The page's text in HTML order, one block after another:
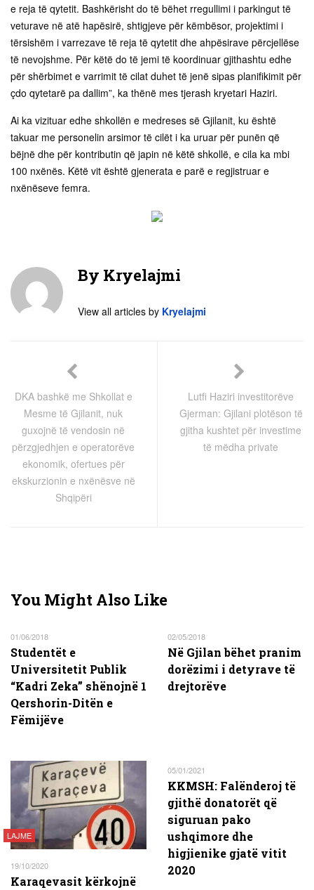
e reja të qytetit. Bashkërisht do të bëhet rregullimi i parkingut të
veturave në atë hapësirë, shtigjeve për këmbësor, projektimi i
tërsishëm i varrezave të reja të qytetit dhe ahpësirave përcjellëse
të nevojshme. Për këtë do të jemi të koordinuar gjithashtu edhe
për shërbimet e varrimit të cilat duhet të jenë sipas planifikimit për
çdo qytetarë pa dallim”, ka thënë mes tjerash kryetari Haziri.
Ai ka vizituar edhe shkollën e medreses së Gjilanit, ku është
takuar me personelin arsimor të cilët i ka uruar për punën që
bëjnë dhe për kontributin që japin në këtë shkollë, e cila ka mbi
100 nxënës. Këtë vit është gjenerata e parë e regjistruar e
nxënëseve femra.
By Kryelajmi
View all articles by Kryelajmi
DKA bashkë me Shkollat e
Mesme të Gjilanit, nuk
guxojnë të vendosin në
përzgjedhjen e operatorëve
ekonomik, ofertues për
ekskurzionin e nxënësve në
Shqipëri
Lutfi Haziri investitorëve
Gjerman: Gjilani plotëson të
gjitha kushtet për investime
të mëdha private
You Might Also Like
01/06/2018
Studentët e
Universitetit Publik
“Kadri Zeka” shënojnë 1
Qershorin-Ditën e
Fëmijëve
02/05/2018
Në Gjilan bëhet pranim
dorëzimi i detyrave të
drejtorëve
LAJME
19/10/2020
Karaqevasit kërkojnë
05/01/2021
KKMSH: Falënderoj të
gjithë donatorët që
siguruan pako
ushqimore dhe
higjienike gjatë vitit
2020